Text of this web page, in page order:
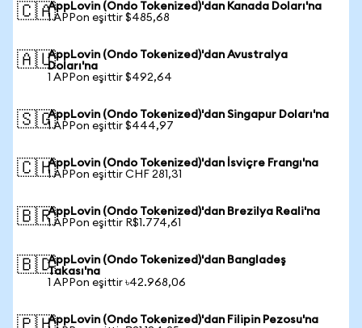
🇨🇦AppLovin (Ondo Tokenized)'dan Kanada Doları'na
1 APPon eşittir $485,68
🇦🇺AppLovin (Ondo Tokenized)'dan Avustralya
Doları'na
1 APPon eşittir $492,64
🇸🇬AppLovin (Ondo Tokenized)'dan Singapur Doları'na
1 APPon eşittir $444,97
🇨🇭AppLovin (Ondo Tokenized)'dan İsviçre Frangı'na
1 APPon eşittir CHF 281,31
🇧🇷AppLovin (Ondo Tokenized)'dan Brezilya Reali'na
1 APPon eşittir R$1.774,61
🇧🇩AppLovin (Ondo Tokenized)'dan Bangladeş
Takası'na
1 APPon eşittir ৳42.968,06
AppLovin (Ondo Tokenized)'dan Filipin Pezosu'na